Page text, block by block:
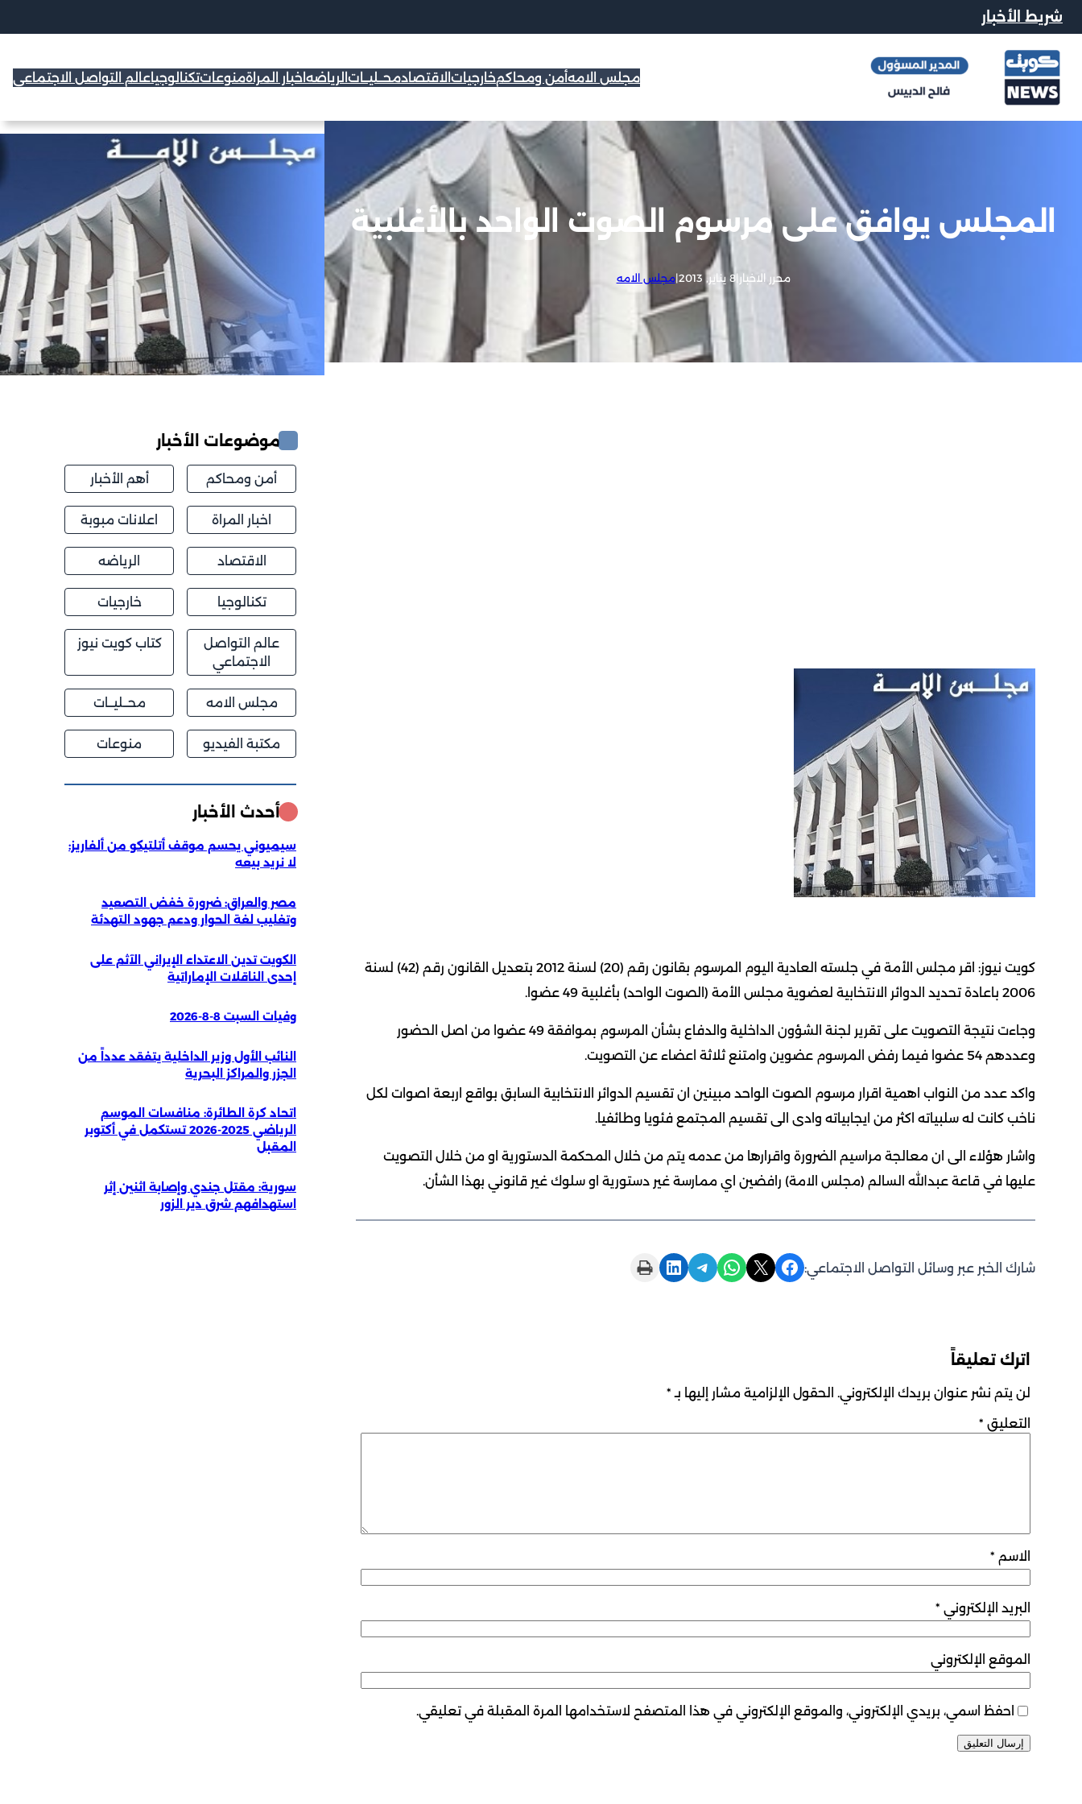
شريط الأخبار
مجلس الامهأمن ومحاكمخارجيات الاقتصادمحــليــات الرياضه اخبار المراةمنوعاتتكنالوجياعالم التواصل الاجتماعي
المجلس يوافق على مرسوم الصوت الواحد بالأغلبية
محرر الاخبار |8 يناير, 2013 |مجلس الامه
كويت نيوز: اقر مجلس الأمة في جلسته العادية اليوم المرسوم بقانون رقم (20) لسنة 2012 بتعديل القانون رقم (42) لسنة
2006 باعادة تحديد الدوائر الانتخابية لعضوية مجلس الأمة (الصوت الواحد) بأغلبية 49 عضوا.
وجاءت نتيجة التصويت على تقرير لجنة الشؤون الداخلية والدفاع بشأن المرسوم بموافقة 49 عضوا من اصل الحضور
وعددهم 54 عضوا فيما رفض المرسوم عضوين وامتنع ثلاثة اعضاء عن التصويت.
واكد عدد من النواب اهمية اقرار مرسوم الصوت الواحد مبينين ان تقسيم الدوائر الانتخابية السابق بواقع اربعة اصوات لكل
ناخب كانت له سلبياته اكثر من ايجابياته وادى الى تقسيم المجتمع فئويا وطائفيا.
واشار هؤلاء الى ان معالجة مراسيم الضرورة واقرارها من عدمه يتم من خلال المحكمة الدستورية او من خلال التصويت
عليها في قاعة عبدالله السالم (مجلس الامة) رافضين اي ممارسة غير دستورية او سلوك غير قانوني بهذا الشأن.
شارك الخبر عبر وسائل التواصل الاجتماعي: Share on Facebook
Share on X
Share on WhatsApp
Share on Telegram
Share on LinkedIn
Print this Page
اترك تعليقاً
لن يتم نشر عنوان بريدك الإلكتروني. الحقول الإلزامية مشار إليها بـ *
التعليق *
الاسم *
البريد الإلكتروني *
الموقع الإلكتروني
احفظ اسمي، بريدي الإلكتروني، والموقع الإلكتروني في هذا المتصفح لاستخدامها المرة المقبلة في تعليقي.
موضوعات الأخبار
أمن ومحاكم أهم الأخبار
اخبار المراة اعلانات مبوبة
الاقتصاد الرياضه
تكنالوجيا خارجيات
عالم التواصل
الاجتماعي
كتاب كويت نيوز
مجلس الامه محــليــات
مكتبة الفيديو منوعات
أحدث الأخبار
سيميوني يحسم موقف أتلتيكو من ألفاريز:
لا نريد بيعه
مصر والعراق: ضرورة خفض التصعيد
وتغليب لغة الحوار ودعم جهود التهدئة
الكويت تدين الاعتداء الإيراني الآثم على
إحدى الناقلات الإماراتية
وفيات السبت 8-8-2026
النائب الأول وزير الداخلية يتفقد عدداً من
الجزر والمراكز البحرية
اتحاد كرة الطائرة: منافسات الموسم
الرياضي 2025-2026 تستكمل في أكتوبر
المقبل
سورية: مقتل جندي وإصابة اثنين إثر
‏استهدافهم شرق دير الزور